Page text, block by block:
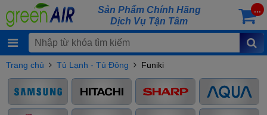
Sản Phẩm Chính Hãng
Dịch Vụ Tận Tâm
...
Trang chủ Tủ Lạnh - Tủ Đông Funiki